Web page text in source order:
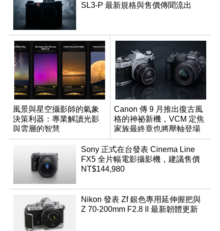
SL3-P 最新規格與售價傳聞流出
風景與星空攝影師的氣象
決策利器：專業解讀光影
與雲層的智慧
App「Atmos」登場
Canon 傳 9 月推出復古風
格的神祕新機，VCM 定焦
家族最終章也將壓軸登場
Sony 正式在台發表 Cinema Line
FX5 全片幅電影攝影機，建議售價
NT$144,980
Nikon 發表 Zf 銀色專用延伸握把與
Z 70-200mm F2.8 II 最新韌體更新